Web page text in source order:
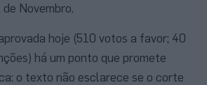
Novembro.
hoje (510 votos a favor; 40
há um ponto que promete
o texto não esclarece se o corte